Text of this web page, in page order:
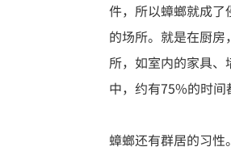
件，所以蟑螂就成
的场所。就是在厨
所，如室内的家具
中，约有75%的时间
蟑螂还有群居的习